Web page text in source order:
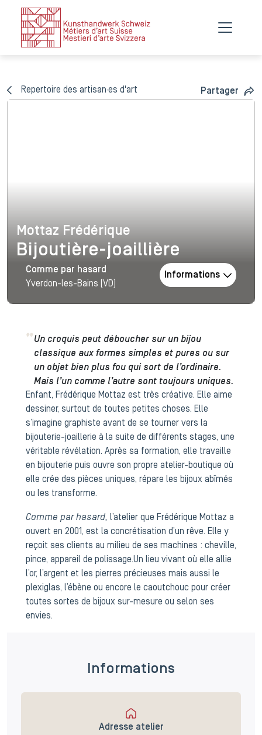
Repertoire des artisan·es d'art Partager
Mottaz Frédérique
Mottaz Frédérique
Bijoutière-joaillière
Comme par hasard
Yverdon-les-Bains (VD)
Informations
Un croquis peut déboucher sur un bijou
classique aux formes simples et pures ou sur
un objet bien plus fou qui sort de l’ordinaire.
Mais l’un comme l’autre sont toujours uniques.
Enfant, Frédérique Mottaz est très créative. Elle aime
dessiner, surtout de toutes petites choses. Elle
s’imagine graphiste avant de se tourner vers la
bijouterie-joaillerie à la suite de différents stages, une
véritable révélation. Après sa formation, elle travaille
en bijouterie puis ouvre son propre atelier-boutique où
elle crée des pièces uniques, répare les bijoux abîmés
ou les transforme.
Comme par hasard, l’atelier que Frédérique Mottaz a
ouvert en 2001, est la concrétisation d’un rêve. Elle y
reçoit ses clients au milieu de ses machines : cheville,
pince, appareil de polissage.Un lieu vivant où elle allie
l’or, l’argent et les pierres précieuses mais aussi le
plexiglas, l’ébène ou encore le caoutchouc pour créer
toutes sortes de bijoux sur-mesure ou selon ses
envies.
Informations
Adresse atelier